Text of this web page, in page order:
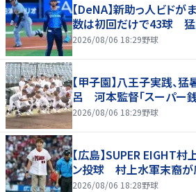
【DeNA】新助っ人ビド
数は初回だけで43球 猛
2026/08/06 18:29野球
【甲子園】八王子実践、
呂 河本監督「スーパー銭
2026/08/06 18:29野球
【広島】SUPER EIGHT
ン投球 村上水軍末裔が
2026/08/06 18:28野球